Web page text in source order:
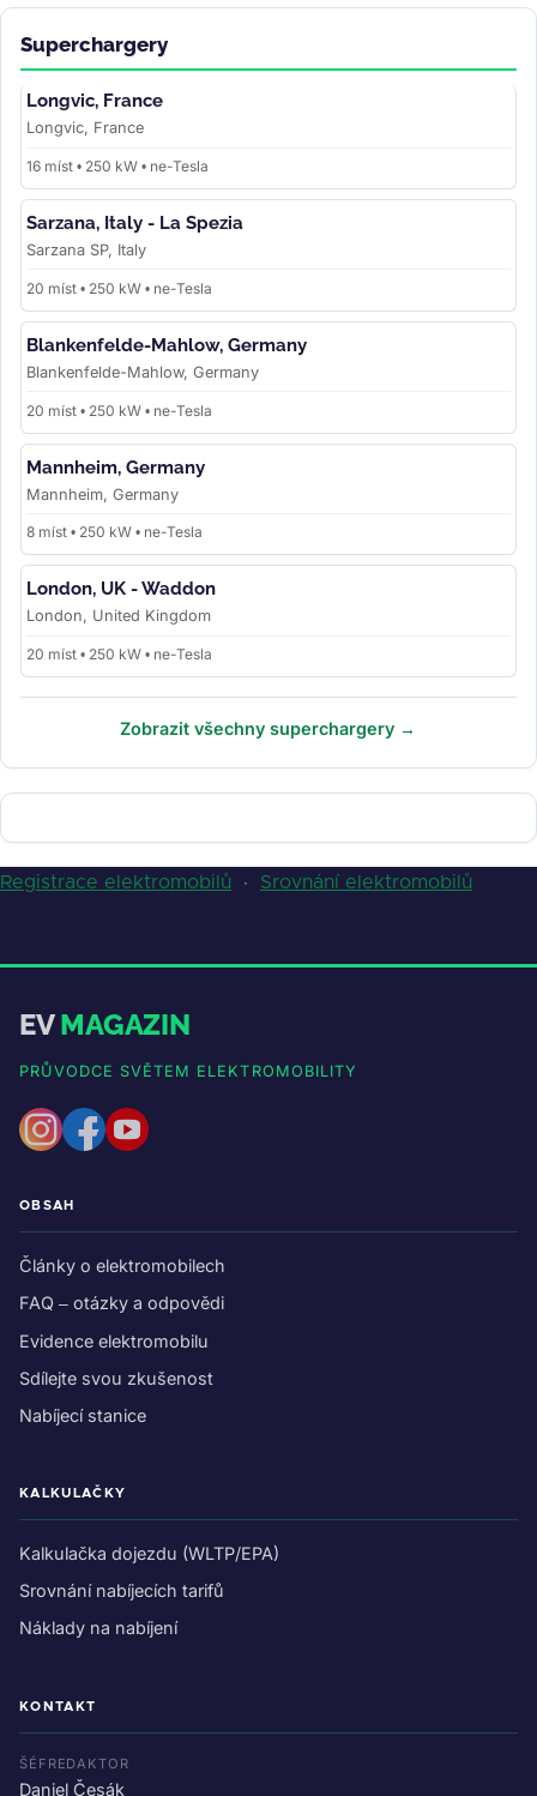
Superchargery
Longvic, France
Longvic, France
16 míst • 250 kW • ne-Tesla
Sarzana, Italy - La Spezia
Sarzana SP, Italy
20 míst • 250 kW • ne-Tesla
Blankenfelde-Mahlow, Germany
Blankenfelde-Mahlow, Germany
20 míst • 250 kW • ne-Tesla
Mannheim, Germany
Mannheim, Germany
8 míst • 250 kW • ne-Tesla
London, UK - Waddon
London, United Kingdom
20 míst • 250 kW • ne-Tesla
Zobrazit všechny superchargery →
Registrace elektromobilů · Srovnání elektromobilů
EVMAGAZIN
PRŮVODCE SVĚTEM ELEKTROMOBILITY
OBSAH
Články o elektromobilech
FAQ – otázky a odpovědi
Evidence elektromobilu
Sdílejte svou zkušenost
Nabíjecí stanice
KALKULAČKY
Kalkulačka dojezdu (WLTP/EPA)
Srovnání nabíjecích tarifů
Náklady na nabíjení
KONTAKT
ŠÉFREDAKTOR
Daniel Česák